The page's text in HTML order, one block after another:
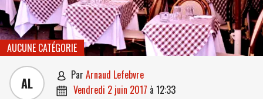
AUCUNE CATÉGORIE
AL  par Arnaud Lefebvre
 vendredi 2 juin 2017 à 12:33